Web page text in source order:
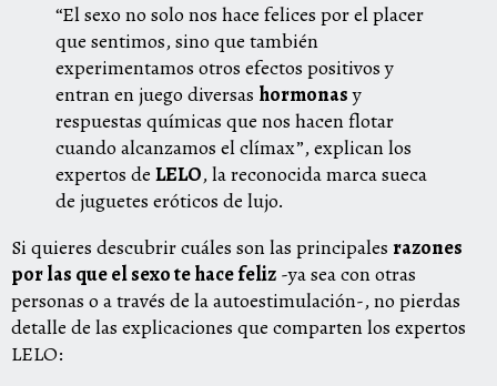
“El sexo no solo nos hace felices por el placer
que sentimos, sino que también
experimentamos otros efectos positivos y
entran en juego diversas hormonasy
respuestas químicas que nos hacen flotar
cuando alcanzamos el clímax”, explican los
expertos de LELO, la reconocida marca sueca
de juguetes eróticos de lujo.
Si quieres descubrir cuáles son las principales razones
por las que el sexo te hace feliz -ya sea con otras
personas o a través de la autoestimulación-, no pierdas
detalle de las explicaciones que comparten los expertos
LELO: